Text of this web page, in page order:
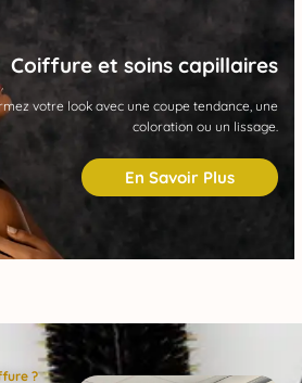
Coiffure et soins capillaires
votre look avec une coupe tendance, une
coloration ou un lissage.
En Savoir Plus
?